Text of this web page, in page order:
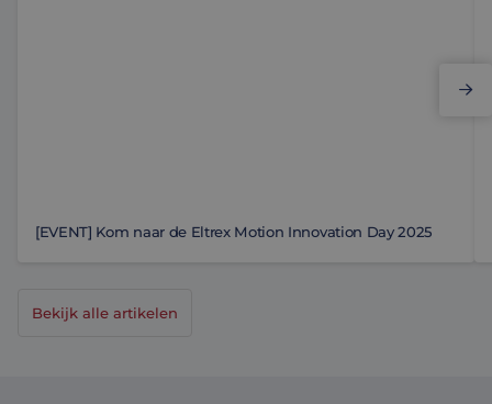
[EVENT] Kom naar de Eltrex Motion Innovation Day 2025
Bekijk alle artikelen